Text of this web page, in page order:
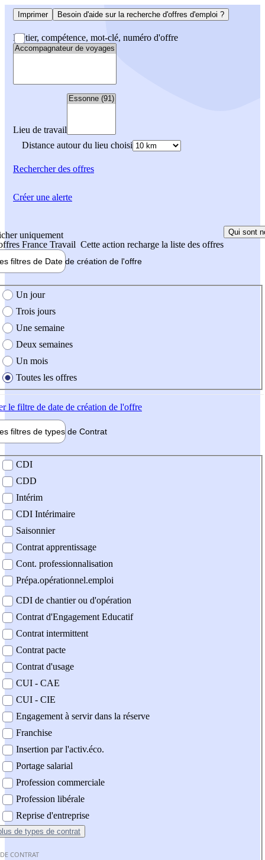
Imprimer Besoin d'aide sur la recherche d'offres d'emploi ?
Métier, compétence, mot-clé, numéro d'offre
Lieu de travail
Distance autour du lieu choisi
Rechercherdes offres
uniquement
France Travail Cette action recharge la liste des offres
Qui sont
filtres de Date de création de l'offre
création de l'offre
Un jour
Trois jours
Une semaine
Deux semaines
Un mois
Toutes les offres
le filtre de date de création de l'offre
filtres de types de Contrat
contrat
CDI
CDD
Intérim
CDI Intérimaire
Saisonnier
Contrat apprentissage
Cont. professionnalisation
Prépa.opérationnel.emploi
CDI de chantier ou d'opération
Contrat d'Engagement Educatif
Contrat intermittent
Contrat pacte
Contrat d'usage
CUI - CAE
CUI - CIE
Engagement à servir dans la réserve
Franchise
Insertion par l'activ.éco.
Portage salarial
Profession commerciale
Profession libérale
Reprise d'entreprise
de types de contrat
CONTRAT
Créer une alerte